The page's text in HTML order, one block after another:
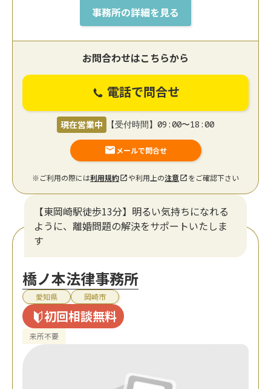
事務所の詳細を見る
お問合わせはこちらから
電話で問合せ
現在営業中 【受付時間】09:00〜18:00
メールで問合せ
※ご利用の際には利用規約 や利用上の注意 をご確認下さい
【東岡崎駅徒歩13分】明るい気持ちになれる
ように、離婚問題の解決をサポートいたしま
す
橋ノ本法律事務所
愛知県 岡崎市
初回相談無料
来所不要